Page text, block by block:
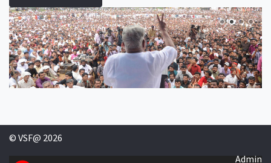
© VSF@ 2026
Admin